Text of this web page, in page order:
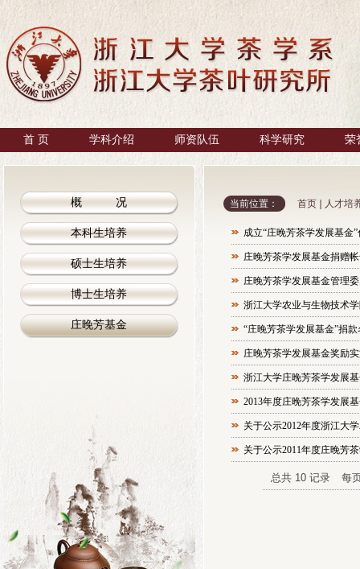
首 页 学科介绍 师资队伍 科学研究 荣
概 况
本科生培养
硕士生培养
博士生培养
庄晚芳基金
当前位置： 首页 人才培
成立“庄晚芳茶学发展基金
庄晚芳茶学发展基金捐赠
庄晚芳茶学发展基金管理
浙江大学农业与生物技术
“庄晚芳茶学发展基金”捐
庄晚芳茶学发展基金奖励
浙江大学庄晚芳茶学发展
2013年度庄晚芳茶学发展
关于公示2012年度浙江大
关于公示2011年度庄晚芳
每
总共 10记录